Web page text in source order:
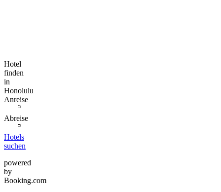
Hotel
finden
in
Honolulu
Anreise
Abreise
Hotels
suchen
powered
by
Booking.com